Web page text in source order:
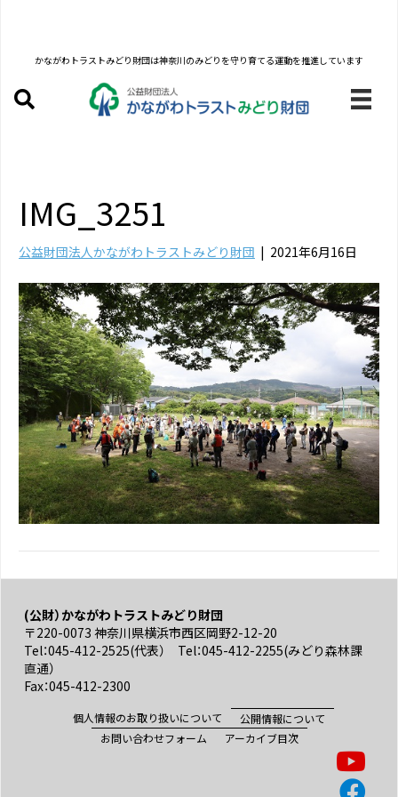
かながわトラストみどり財団は神奈川のみどりを守り育てる運動を推進しています
IMG_3251
公益財団法人かながわトラストみどり財団 | 2021年6月16日
(公財）かながわトラストみどり財団
〒220-0073 神奈川県横浜市西区岡野2-12-20
Tel：045-412-2525(代表） Tel：045-412-2255(みどり森林課
直通）
Fax：045-412-2300
個人情報のお取り扱いについて
公開情報について
お問い合わせフォーム
アーカイブ目次